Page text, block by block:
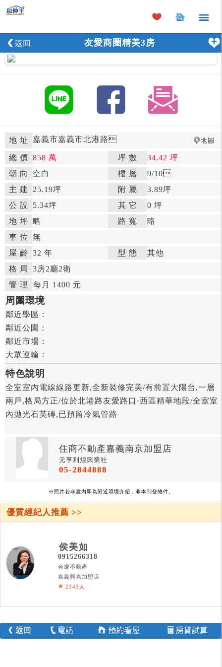
×
友愛商圈精美3房
地 址 嘉義市嘉義市北港路
總 價 858 萬 坪 數 34.42 坪
朝 向
空白 樓 層 9/10
主 建
25.19坪 附 屬 3.89坪
公 設
5.34坪 其 它
0 坪
地 坪 略 路 寬
略
車 位
無
屋 齡 32 年 型 態 其他
格 局
3房2廳2衛
管 理
每月 1400 元
周圍環境
鄰近學區：
鄰近公園：
鄰近市場：
大眾運輸：
特色說明
全室室內電線線路更新,全新裝修完美/有前置大陽台,一層
兩戶,格局方正/位於北港路友愛路口·西區精華地段/全室室
內拋光石英磚,已預留冷氣管路
住商不動產嘉義南京加盟店
元亨利煌興業社
05-2844888
※照片若非室內即為附近環境介紹，非本刊登物件。
優質經紀人推薦 >>
侯美如
0915266318
台慶不動產
嘉義興嘉加盟店
2345人